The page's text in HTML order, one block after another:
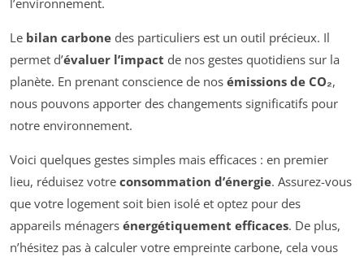
l’environnement.
Le bilan carbone des particuliers est un outil précieux. Il
permet d’évaluer l’impact de nos gestes quotidiens sur la
planète. En prenant conscience de nos émissions de CO₂,
nous pouvons apporter des changements significatifs pour
notre environnement.
Voici quelques gestes simples mais efficaces : en premier
lieu, réduisez votre consommation d’énergie. Assurez-vous
que votre logement soit bien isolé et optez pour des
appareils ménagers énergétiquement efficaces. De plus,
n’hésitez pas à calculer votre empreinte carbone, cela vous